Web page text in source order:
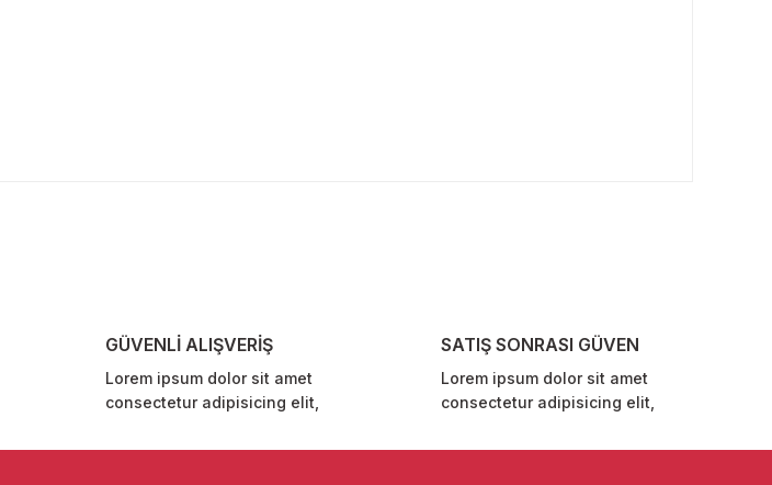
GÜVENLİ ALIŞVERİŞ
Lorem ipsum dolor sit amet
consectetur adipisicing elit,
SATIŞ SONRASI GÜVEN
Lorem ipsum dolor sit amet
consectetur adipisicing elit,